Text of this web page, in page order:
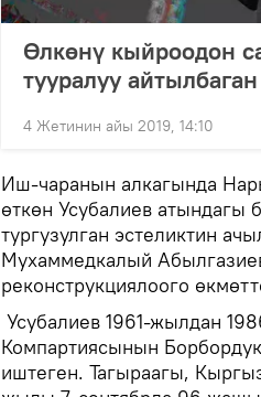
Өлкөнү кыйроодон
тууралуу
4 Жетинин айы 2019, 14:10
Иш-чаранын алкагында
өткөн Усубалиев атындагы
тургузулган эстеликтин
Мухаммедкалый
реконструкциялоого
Усубалиев 1961-жылдан
Компартиясынын
иштеген. Тагыраагы,